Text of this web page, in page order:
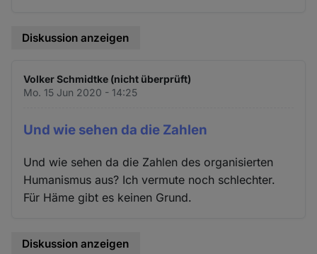
Diskussion anzeigen
Volker Schmidtke (nicht überprüft)
Mo. 15 Jun 2020 - 14:25
Und wie sehen da die Zahlen
Und wie sehen da die Zahlen des organisierten
Humanismus aus? Ich vermute noch schlechter.
Für Häme gibt es keinen Grund.
Diskussion anzeigen